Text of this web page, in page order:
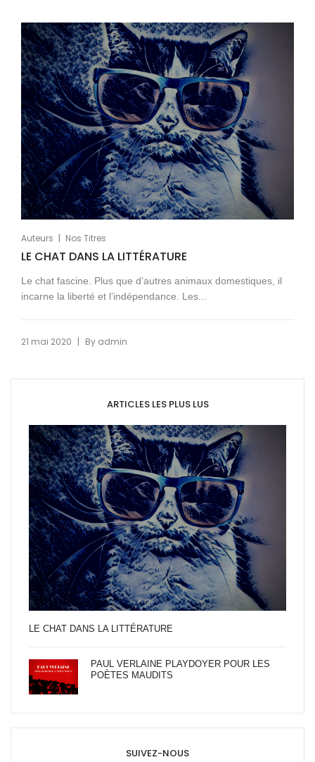
Auteurs | Nos Titres
LE CHAT DANS LA LITTÉRATURE
Le chat fascine. Plus que d’autres animaux domestiques, il
incarne la liberté et l’indépendance. Les...
21 mai 2020 | By admin
ARTICLES LES PLUS LUS
LE CHAT DANS LA LITTÉRATURE
PAUL VERLAINE PLAYDOYER POUR LES
POÈTES MAUDITS
SUIVEZ-NOUS